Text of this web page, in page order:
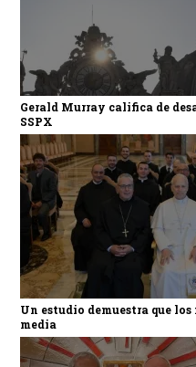
Gerald Murray califica de
SSPX
Un estudio demuestra que
media